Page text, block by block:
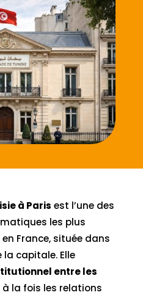
à Paris est l’une des
les plus
France, située dans
capitale. Elle
entre les
la fois les relations